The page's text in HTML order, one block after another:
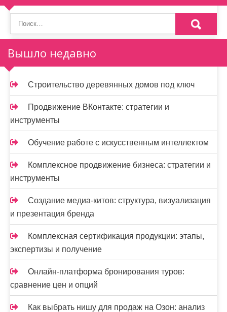
Вышло недавно
Строительство деревянных домов под ключ
Продвижение ВКонтакте: стратегии и
инструменты
Обучение работе с искусственным интеллектом
Комплексное продвижение бизнеса: стратегии и
инструменты
Создание медиа-китов: структура, визуализация
и презентация бренда
Комплексная сертификация продукции: этапы,
экспертизы и получение
Онлайн-платформа бронирования туров:
сравнение цен и опций
Как выбрать нишу для продаж на Озон: анализ